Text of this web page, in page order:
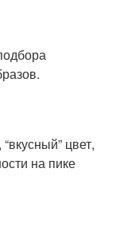
цвет,
на пике